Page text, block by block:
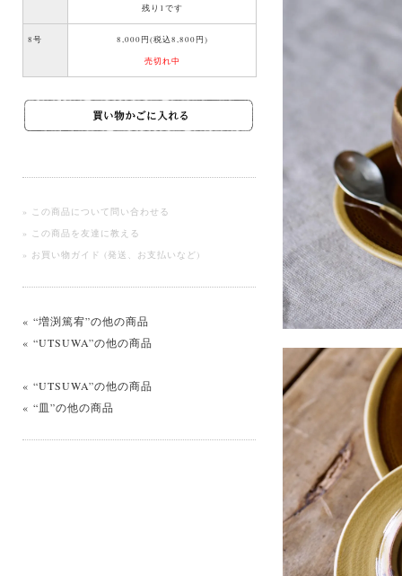
残り1です
8号
8,000円(税込8,800円)
売切れ中
» この商品について問い合わせる
» この商品を友達に教える
» お買い物ガイド (発送、お支払いなど)
« “増渕篤宥”の他の商品
« “UTSUWA”の他の商品
« “UTSUWA”の他の商品
« “皿”の他の商品